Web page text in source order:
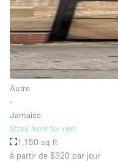
Autre
∙
Jamaica
Store front for rent
1,150 sq ft
à partir de $320 par jour